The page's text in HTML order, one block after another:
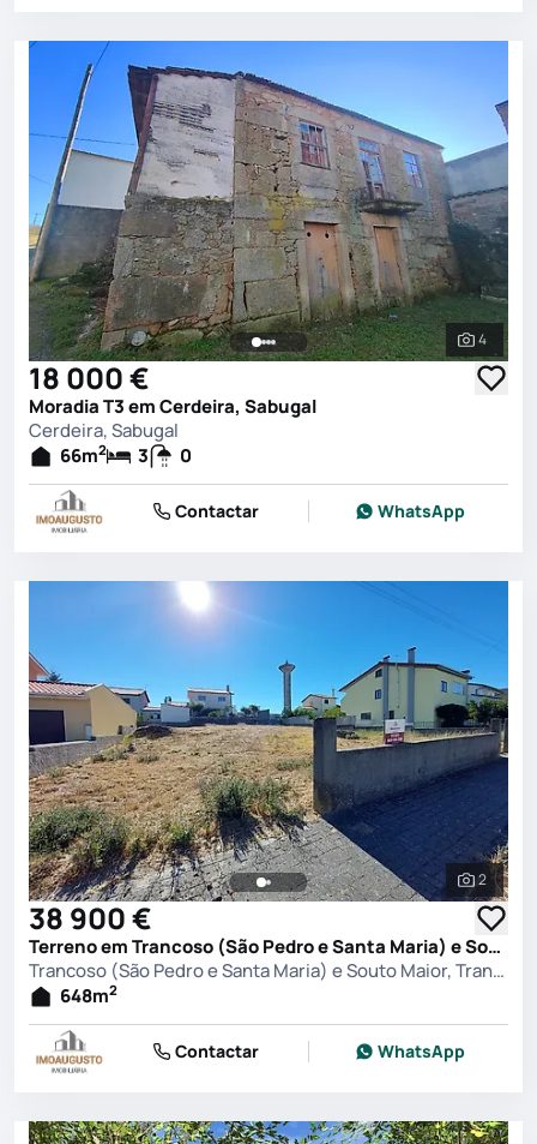
Ver
4
18 000 €
Moradia T3 em Cerdeira, Sabugal
Cerdeira, Sabugal
66m2 3 0
Contactar WhatsApp
Ver
2
38 900 €
Terreno em Trancoso (São Pedro e Santa Maria) e Souto Maior, Trancoso
Trancoso (São Pedro e Santa Maria) e Souto Maior, Trancoso
648m2
Contactar WhatsApp